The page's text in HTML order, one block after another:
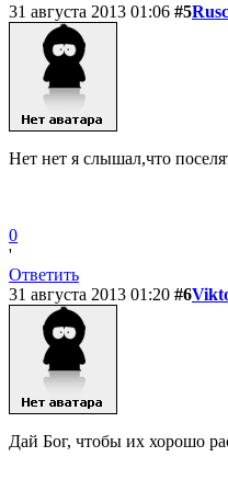
31 августа 2013 01:06 #5
Нет нет я слышал,что
0
'
Ответить
31 августа 2013 01:20 #6
Дай Бог, чтобы их хорошо